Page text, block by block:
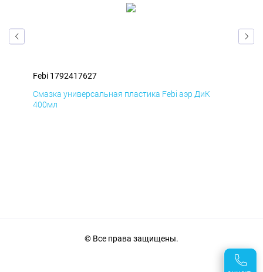
Febi 1792417627
Смазка универсальная пластика Febi аэр ДиК
400мл
© Все права защищены.